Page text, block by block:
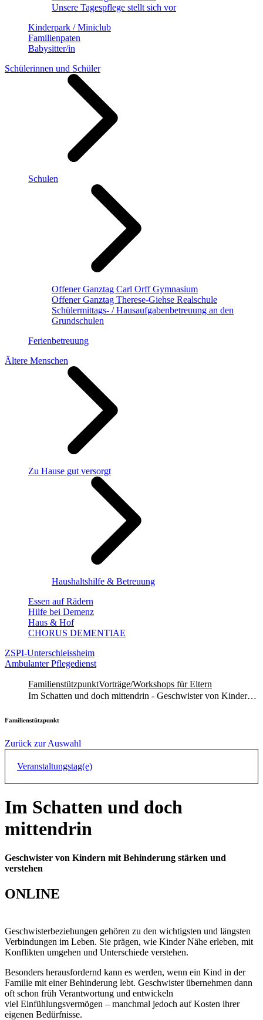
Unsere Tagespflege stellt sich vor
Kinderpark / Miniclub
Familienpaten
Babysitter/in
Schülerinnen und Schüler
Schulen
Offener Ganztag Carl Orff Gymnasium
Offener Ganztag Therese-Giehse Realschule
Schülermittags- / Hausaufgabenbetreuung an den
Grundschulen
Ferienbetreuung
Ältere Menschen
Zu Hause gut versorgt
Haushaltshilfe & Betreuung
Essen auf Rädern
Hilfe bei Demenz
Haus & Hof
CHORUS DEMENTIAE
ZSPI-Unterschleissheim
Ambulanter Pflegedienst
FamilienstützpunktVorträge/Workshops für Eltern
Im Schatten und doch mittendrin - Geschwister von Kindern mit Behinderung stärken und verstehen Online 17.11.2026, 19.00 Uhr
Familienstützpunkt
Zurück zur Auswahl
Veranstaltungstag(e)
Online
Dienstag, 17.11.2026
19.00-20.30 Uhr
Im Schatten und doch
mittendrin
Geschwister von Kindern mit Behinderung stärken und
verstehen
ONLINE
Geschwisterbeziehungen gehören zu den wichtigsten und längsten
Verbindungen im Leben. Sie prägen, wie Kinder Nähe erleben, mit
Konflikten umgehen und Unterschiede verstehen.
Besonders herausfordernd kann es werden, wenn ein Kind in der
Familie mit einer Behinderung lebt. Geschwister übernehmen dann
oft schon früh Verantwortung und entwickeln
viel Einfühlungsvermögen – manchmal jedoch auf Kosten ihrer
eigenen Bedürfnisse.